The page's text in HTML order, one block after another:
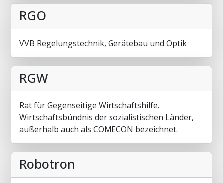
RGO
VVB Regelungstechnik, Gerätebau und Optik
RGW
Rat für Gegenseitige Wirtschaftshilfe.
Wirtschaftsbündnis der sozialistischen Länder,
außerhalb auch als COMECON bezeichnet.
Robotron